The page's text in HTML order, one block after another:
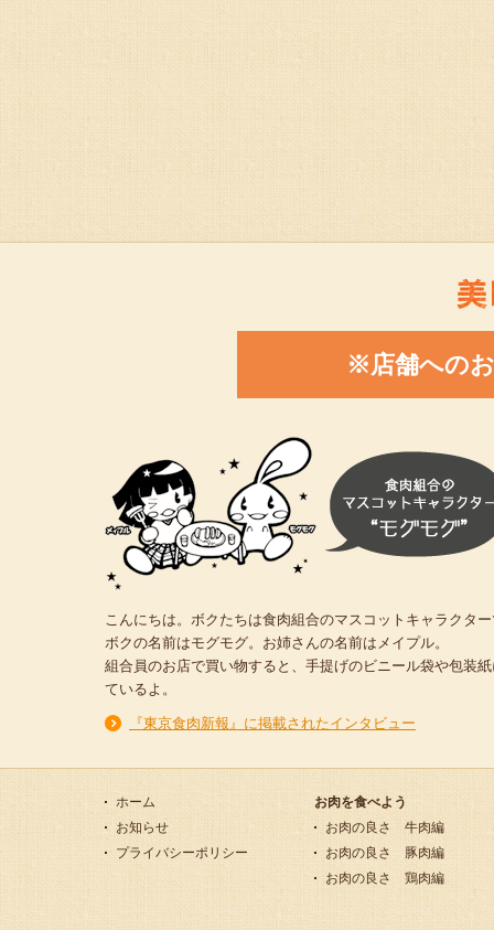
※店舗への
こんにちは。ボクたちは食肉組合のマスコットキャラクタ
ボクの名前はモグモグ。お姉さんの名前はメイプル。
組合員のお店で買い物すると、手提げのビニール袋や包装
ているよ。
『東京食肉新報』に掲載されたインタビュー
ホーム
お知らせ
プライバシーポリシー
お肉を食べよう
お肉の良さ 牛肉編
お肉の良さ 豚肉編
お肉の良さ 鶏肉編